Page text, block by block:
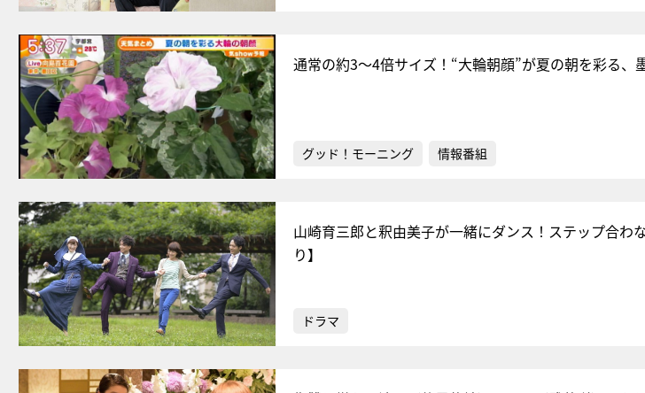
通常の約3〜4倍サイズ！“大輪朝顔”が夏の朝を彩る、
グッド！モーニング 情報番組
山崎育三郎と釈由美子が一緒にダンス！ステップ合わ
り】
ドラマ